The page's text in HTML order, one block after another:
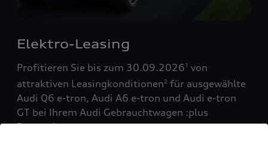
Elektro-Leasing
Profitieren Sie bis zum 30.09.20261 von
attraktiven Leasingkonditionen2 für ausgewählte
Audi Q6 e-tron, Audi A6 e-tron und Audi e-tron
GT bei Ihrem Audi Gebrauchtwagen :plus
Partner!